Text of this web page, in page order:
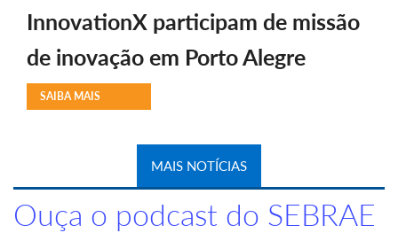
InnovationX participam de missão
de inovação em Porto Alegre
SAIBA MAIS
MAIS NOTÍCIAS
Ouça o podcast do SEBRAE